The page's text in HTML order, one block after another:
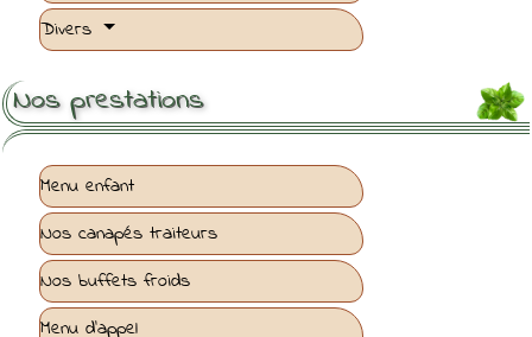
Divers
Nos prestations
Menu enfant
Nos canapés traiteurs
Nos buffets froids
Menu d'appel